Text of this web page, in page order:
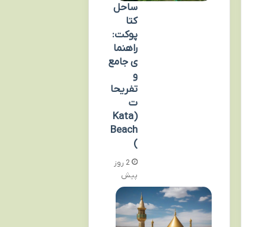
ساحل
کتا
پوکت:
راهنما
ی جامع
و
تفریحا
ت
(Kata
Beach
)
2 روز
پیش